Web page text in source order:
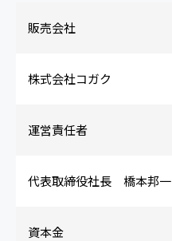
販売会社
株式会社コガク
運営責任者
代表取締役社長 橋本邦一
資本金